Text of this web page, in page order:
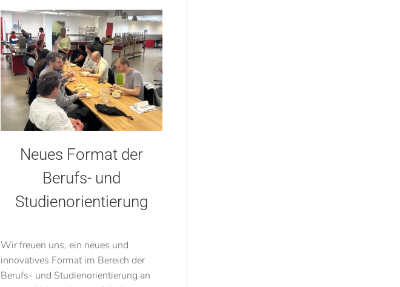
Neues Format der
Berufs- und
Studienorientierung
Wir freuen uns, ein neues und
innovatives Format im Bereich der
Berufs- und Studienorientierung an